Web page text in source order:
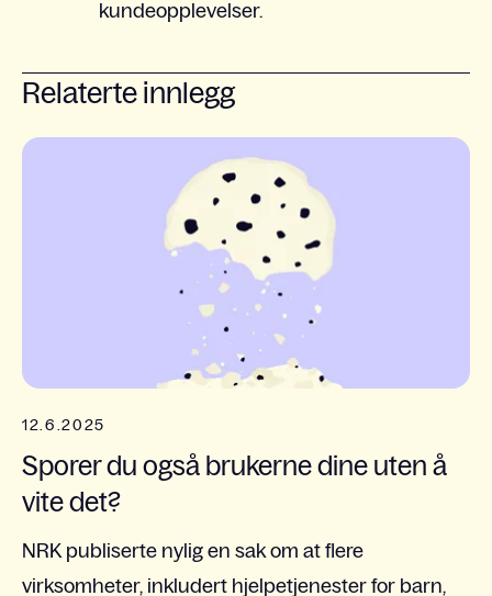
kundeopplevelser.
Relaterte innlegg
12.6.2025
Sporer du også brukerne dine uten å
vite det?
NRK publiserte nylig en sak om at flere
virksomheter, inkludert hjelpetjenester for barn,